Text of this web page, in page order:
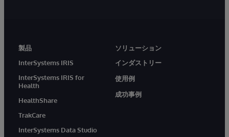
製品
InterSystems IRIS
InterSystems IRIS for
Health
HealthShare
TrakCare
InterSystems Data Studio
ソリューション
インダストリー
使用例
成功事例